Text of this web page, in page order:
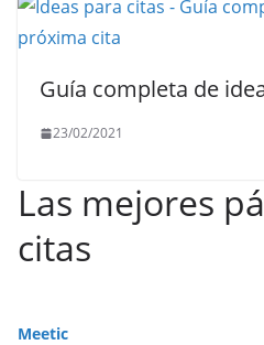
Guía completa de
23/02/2021
Las mejores
citas
Meetic